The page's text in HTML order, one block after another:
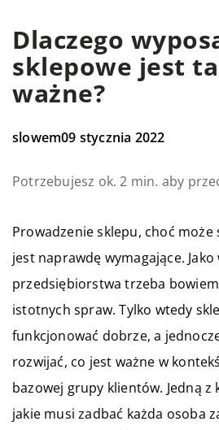
Dlaczego
sklepowe jest
ważne?
slowem09 stycznia 2022
Potrzebujesz ok. 2 min. aby
Prowadzenie sklepu, choć może
jest naprawdę wymagające. Jako
przedsiębiorstwa trzeba
istotnych spraw. Tylko wtedy
funkcjonować dobrze, a
rozwijać, co jest ważne w
bazowej grupy klientów. Jedną z
jakie musi zadbać każda osoba